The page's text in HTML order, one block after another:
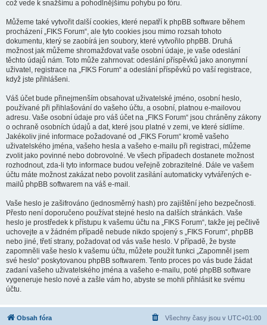
což vede k snažšímu a pohodlnějšímu pohybu po fóru.
Můžeme také vytvořit další cookies, které nepatří k phpBB software během
procházení „FIKS Forum“, ale tyto cookies jsou mimo rozsah tohoto
dokumentu, který se zaobírá jen soubory, které vytvořilo phpBB. Druhá
možnost jak můžeme shromažďovat vaše osobní údaje, je vaše odeslání
těchto údajů nám. Toto může zahrnovat: odeslání příspěvků jako anonymní
uživatel, registrace na „FIKS Forum“ a odeslání příspěvků po vaší registrace,
když jste přihlášeni.
Váš účet bude přinejmenším obsahovat uživatelské jméno, osobní heslo,
používané při přihlašování do vašeho účtu, a osobní, platnou e-mailovou
adresu. Vaše osobní údaje pro váš účet na „FIKS Forum“ jsou chráněny zákony
o ochraně osobních údajů a dat, které jsou platné v zemi, ve které sídlíme.
Jakékoliv jiné informace požadované od „FIKS Forum“ kromě vašeho
uživatelského jména, vašeho hesla a vašeho e-mailu při registraci, můžeme
zvolit jako povinné nebo dobrovolné. Ve všech případech dostanete možnost
rozhodnout, zda-li tyto informace budou veřejně zobrazitelné. Dále ve vašem
účtu máte možnost zakázat nebo povolit zasílání automaticky vytvářených e-
mailů phpBB softwarem na váš e-mail.
Vaše heslo je zašifrováno (jednosměrný hash) pro zajištění jeho bezpečnosti.
Přesto není doporučeno používat stejné heslo na dalších stránkách. Vaše
heslo je prostředek k přístupu k vašemu účtu na „FIKS Forum“, takže jej pečlivě
uchovejte a v žádném případě nebude nikdo spojený s „FIKS Forum“, phpBB
nebo jiné, třetí strany, požadovat od vás vaše heslo. V případě, že byste
zapomněli vaše heslo k vašemu účtu, můžete použít funkci „Zapomněl jsem
své heslo“ poskytovanou phpBB softwarem. Tento proces po vás bude žádat
zadaní vašeho uživatelského jména a vašeho e-mailu, poté phpBB software
vygeneruje heslo nové a zašle vám ho, abyste se mohli přihlásit ke svému
účtu.
Obsah fóra Všechny časy jsou v UTC+01:00